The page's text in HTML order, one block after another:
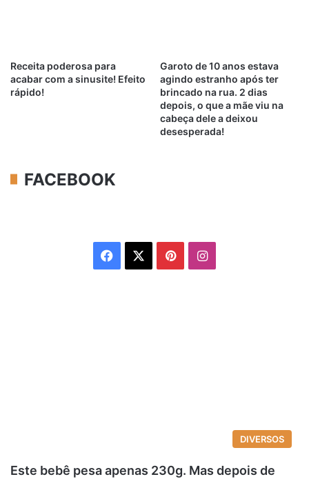
Receita poderosa para
acabar com a sinusite! Efeito
rápido!
Garoto de 10 anos estava
agindo estranho após ter
brincado na rua. 2 dias
depois, o que a mãe viu na
cabeça dele a deixou
desesperada!
FACEBOOK
Facebook PinterestInstagram
DIVERSOS
Este bebê pesa apenas 230g. Mas depois de